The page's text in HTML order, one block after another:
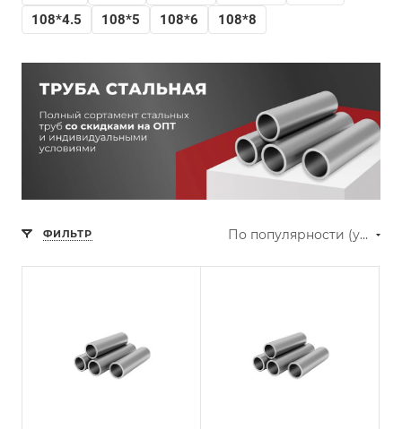
108*4.5
108*5 108*6 108*8
ФИЛЬТР По популярности (убывание)